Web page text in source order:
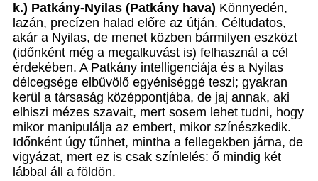
k.) Patkány-Nyilas (Patkány hava) Könnyedén,
lazán, precízen halad előre az útján. Céltudatos,
akár a Nyilas, de menet közben bármilyen eszközt
(időnként még a megalkuvást is) felhasznál a cél
érdekében. A Patkány intelligenciája és a Nyilas
délcegsége elbűvölő egyéniséggé teszi; gyakran
kerül a társaság középpontjába, de jaj annak, aki
elhiszi mézes szavait, mert sosem lehet tudni, hogy
mikor manipulálja az embert, mikor színészkedik.
Időnként úgy tűnhet, mintha a fellegekben járna, de
vigyázat, mert ez is csak színlelés: ő mindig két
lábbal áll a földön.